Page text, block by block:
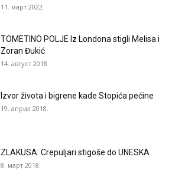
11. март 2022.
TOMETINO POLJE Iz Londona stigli Melisa i
Zoran Đukić
14. август 2018.
Izvor života i bigrene kade Stopića pećine
19. април 2018.
ZLAKUSA: Crepuljari stigoše do UNESKA
8. март 2018.